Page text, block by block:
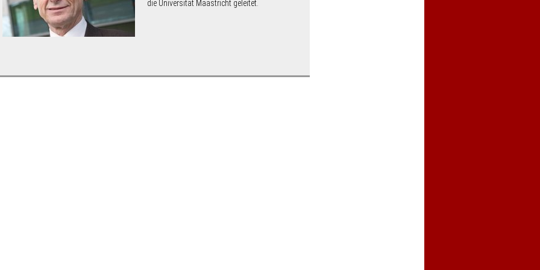
die Universität Maastricht geleitet.